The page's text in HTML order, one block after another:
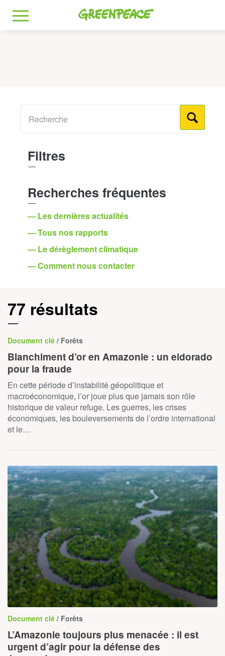
Greenpeace
MENU
Filtres
Recherches fréquentes
— Les dernières actualités
— Tous nos rapports
— Le dérèglement climatique
— Comment nous contacter
77 résultats
Document clé / Forêts
Blanchiment d’or en Amazonie : un eldorado
pour la fraude
En cette période d’instabilité géopolitique et
macroéconomique, l’or joue plus que jamais son rôle
historique de valeur refuge. Les guerres, les crises
économiques, les bouleversements de l’ordre international
et le…
Document clé / Forêts
L’Amazonie toujours plus menacée : il est
urgent d’agir pour la défense des